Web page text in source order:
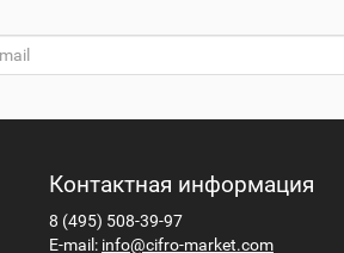
Контактная информация
8 (495) 508-39-97
E-mail: info@cifro-market.com